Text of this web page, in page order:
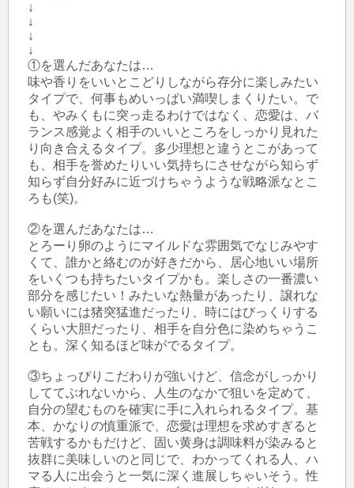
↓
↓
↓
↓
①を選んだあなたは…
味や香りをいいとこどりしながら存分に楽しみたい
タイプで、何事もめいっぱい満喫しまくりたい。で
も、やみくもに突っ走るわけではなく、恋愛は、バ
ランス感覚よく相手のいいところをしっかり見れた
り向き合えるタイプ。多少理想と違うとこがあって
も、相手を誉めたりいい気持ちにさせながら知らず
知らず自分好みに近づけちゃうような戦略派なとこ
ろも(笑)。
②を選んだあなたは…
とろーり卵のようにマイルドな雰囲気でなじみやす
くて、誰かと絡むのが好きだから、居心地いい場所
をいくつも持ちたいタイプかも。楽しさの一番濃い
部分を感じたい！みたいな熱量があったり、譲れな
い願いには猪突猛進だったり、時にはびっくりする
くらい大胆だったり、相手を自分色に染めちゃうこ
とも。深く知るほど味がでるタイプ。
③ちょっぴりこだわりが強いけど、信念がしっかり
しててぶれないから、人生のなかで狙いを定めて、
自分の望むものを確実に手に入れられるタイプ。基
本、かなりの慎重派で、恋愛は理想を求めすぎると
苦戦するかもだけど、固い黄身は調味料が染みると
抜群に美味しいのと同じで、わかってくれる人、ハ
マる人に出会うと一気に深く進展しちゃいそう。性